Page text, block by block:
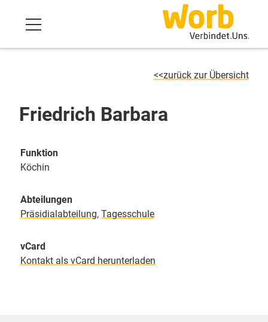
zurück zur Übersicht
Friedrich Barbara
Funktion
Köchin
Abteilungen
Präsidialabteilung, Tagesschule
vCard
Kontakt als vCard herunterladen